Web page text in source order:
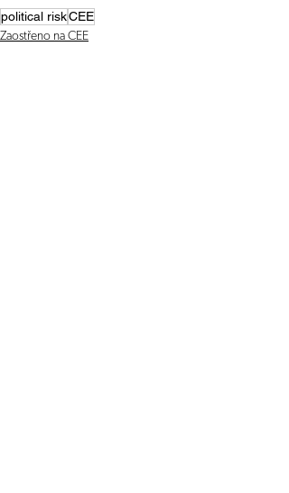
political riskCEE
Zaostřeno na CEE